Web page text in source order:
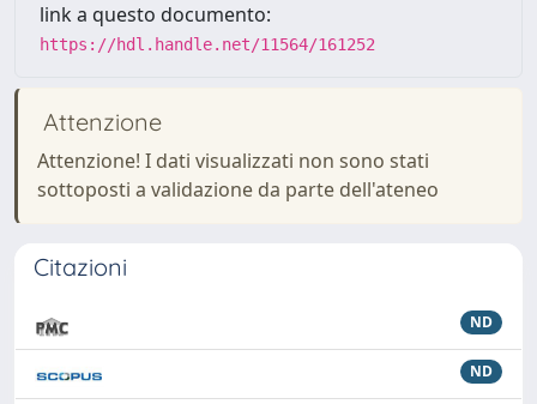
link a questo documento:
https://hdl.handle.net/11564/161252
Attenzione
Attenzione! I dati visualizzati non sono stati
sottoposti a validazione da parte dell'ateneo
Citazioni
ND
ND